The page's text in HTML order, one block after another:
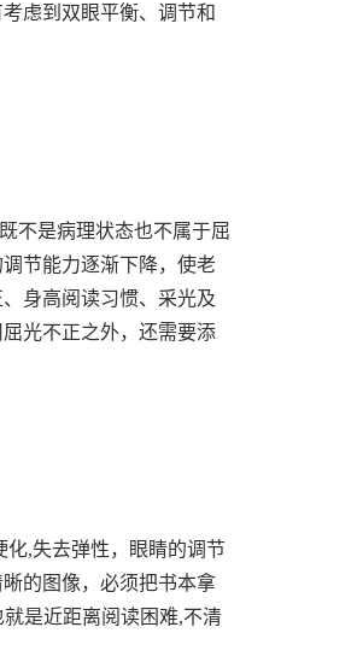
虑到双眼平衡、调节和
不是病理状态也不属于屈
节能力逐渐下降，使老
身高阅读习惯、采光及
光不正之外，还需要添
,失去弹性，眼睛的调节
的图像，必须把书本拿
是近距离阅读困难,不清